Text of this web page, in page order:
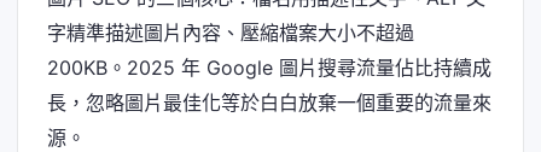
字精準描述圖片內容、壓縮檔案大小不超過
200KB。2025 年 Google 圖片搜尋流量佔比持續成
長，忽略圖片最佳化等於白白放棄一個重要的流量來
源。